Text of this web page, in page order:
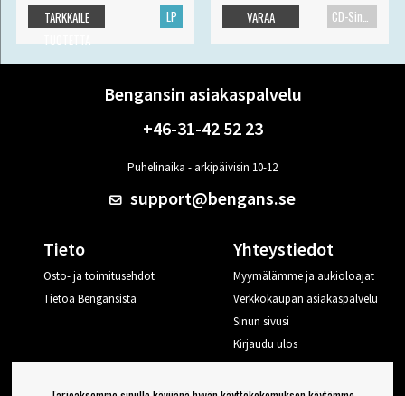
LP
TARKKAILE
TUOTETTA
CD-Single
VARAA
Bengansin asiakaspalvelu
+46-31-42 52 23
Puhelinaika - arkipäivisin 10-12
support@bengans.se
Tieto
Osto- ja toimitusehdot
Tietoa Bengansista
Yhteystiedot
Myymälämme ja aukioloajat
Verkkokaupan asiakaspalvelu
Sinun sivusi
Kirjaudu ulos
Haluan vinkkejä Bengansilta